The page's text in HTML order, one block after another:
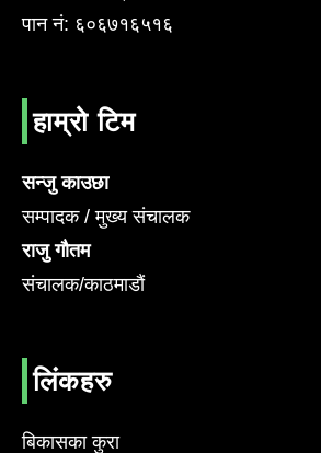
पान नं: ६०६७१६५१६
हाम्रो टिम
सन्जु काउछा
सम्पादक / मुख्य संचालक
राजु गौतम
संचालक/काठमाडौं
लिंकहरु
बिकासका कुरा